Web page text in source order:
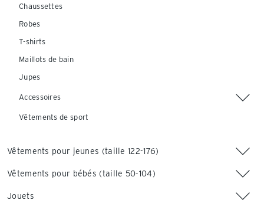
Chaussettes
Robes
T-shirts
Maillots de bain
Jupes
Accessoires
Vêtements de sport
Vêtements pour jeunes (taille 122-176)
Vêtements pour bébés (taille 50-104)
Jouets